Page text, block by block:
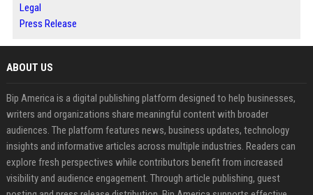
Legal
Press Release
ABOUT US
Bip America is a digital publishing platform designed to help businesses,
writers and organizations share meaningful content with broader
audiences. The platform features news, business updates, technology
insights and informative articles across multiple industries. Readers can
explore fresh perspectives while contributors benefit from increased
visibility and audience engagement. Through article publishing, guest